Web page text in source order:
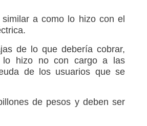
a como lo hizo con el
de lo que debería cobrar,
lo hizo no con cargo a las
de los usuarios que se
de pesos y deben ser